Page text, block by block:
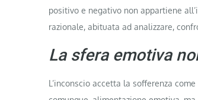
positivo e negativo non appartiene
razionale, abituata ad analizzare,
La sfera emotiva
L’inconscio accetta la sofferenza